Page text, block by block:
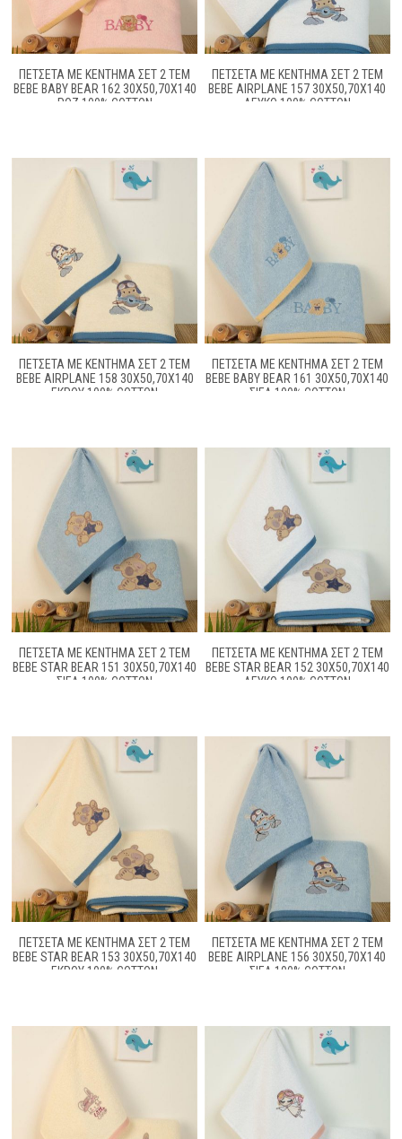
ΠΕΤΣΕΤΑ ΜΕ ΚΈΝΤΗΜΑ ΣΕΤ 2 ΤΕΜ
BEBE BABY BEAR 162 30X50,70X140
ΡΟΖ 100% COTTON
ΠΕΤΣΕΤΑ ΜΕ ΚΈΝΤΗΜΑ ΣΕΤ 2 ΤΕΜ
BEBE AIRPLANE 157 30X50,70X140
ΛΕΥΚΌ 100% COTTON
ΠΕΤΣΕΤΑ ΜΕ ΚΈΝΤΗΜΑ ΣΕΤ 2 ΤΕΜ
BEBE AIRPLANE 158 30X50,70X140
ΕΚΡΟΎ 100% COTTON
ΠΕΤΣΕΤΑ ΜΕ ΚΈΝΤΗΜΑ ΣΕΤ 2 ΤΕΜ
BEBE BABY BEAR 161 30X50,70X140
ΣΙΕΛ 100% COTTON
ΠΕΤΣΕΤΑ ΜΕ ΚΈΝΤΗΜΑ ΣΕΤ 2 ΤΕΜ
BEBE STAR BEAR 151 30X50,70X140
ΣΙΕΛ 100% COTTON
ΠΕΤΣΕΤΑ ΜΕ ΚΈΝΤΗΜΑ ΣΕΤ 2 ΤΕΜ
BEBE STAR BEAR 152 30X50,70X140
ΛΕΥΚΌ 100% COTTON
ΠΕΤΣΕΤΑ ΜΕ ΚΈΝΤΗΜΑ ΣΕΤ 2 ΤΕΜ
BEBE STAR BEAR 153 30X50,70X140
ΕΚΡΟΎ 100% COTTON
ΠΕΤΣΕΤΑ ΜΕ ΚΈΝΤΗΜΑ ΣΕΤ 2 ΤΕΜ
BEBE AIRPLANE 156 30X50,70X140
ΣΙΕΛ 100% COTTON